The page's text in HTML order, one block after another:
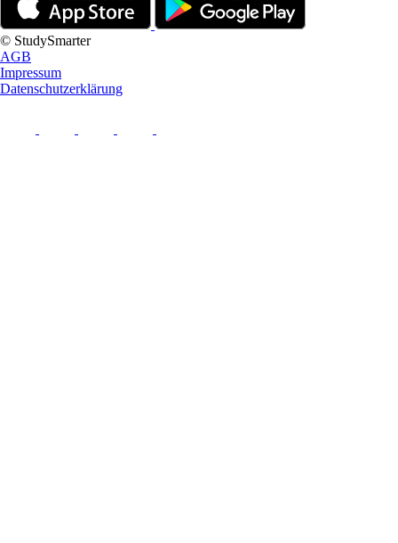
© StudySmarter
AGB
Impressum
Datenschutzerklärung